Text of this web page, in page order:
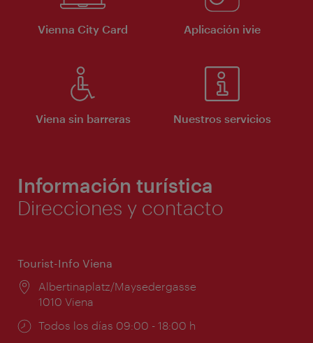
Vienna City Card Aplicación ivie
Viena sin barreras Nuestros servicios
Información turística
Direcciones y contacto
Tourist-Info Viena
Lugar:
Albertinaplatz/Maysedergasse
1010 Viena
Horarios
Todos los días 09:00 - 18:00 h